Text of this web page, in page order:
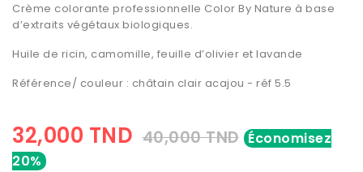
Crème colorante professionnelle Color By Nature à base
d’extraits végétaux biologiques.
Huile de ricin, camomille, feuille d’olivier et lavande
Référence/ couleur : châtain clair acajou - réf 5.5
32,000 TND 40,000 TND Économisez
20%